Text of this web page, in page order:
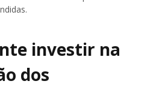
investir na
dos